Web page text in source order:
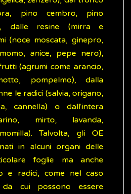
pino cembro, pino
dalle resine (mirra e
(noce moscata, ginepro,
anice, pepe nero),
(agrumi come arancio,
pompelmo), dalla
le radici (salvia, origano,
cannella) o dall'intera
mirto, lavanda,
Talvolta, gli OE
in alcuni organi delle
foglie ma anche
e radici, come nel caso
cui possono essere